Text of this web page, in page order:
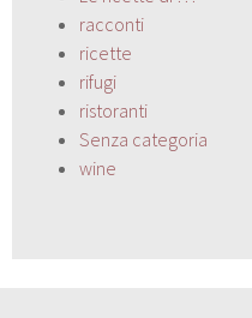
racconti
ricette
rifugi
ristoranti
Senza categoria
wine